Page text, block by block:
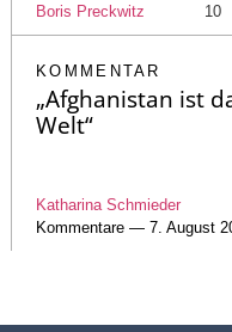
Boris Preckwitz 10
KOMMENTAR
„Afghanistan ist
Welt“
Katharina Schmieder
Kommentare — 7. August